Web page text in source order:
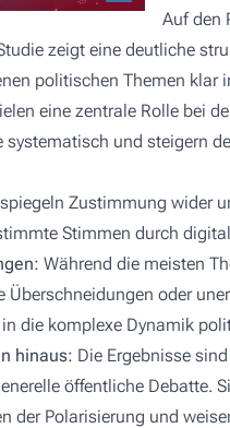
Auf den
zeigt eine deutliche
politischen Themen klar
eine zentrale Rolle bei
systematisch und steigern
Zustimmung wider
Stimmen durch
Während die meisten
Überschneidungen oder
die komplexe Dynamik
hinaus: Die Ergebnisse
öffentliche Debatte.
der Polarisierung und